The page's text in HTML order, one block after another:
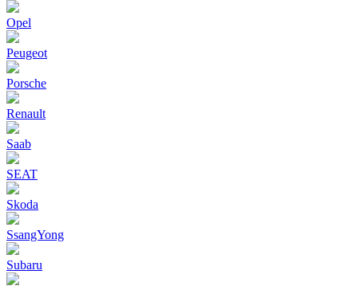
Opel
Peugeot
Porsche
Renault
Saab
SEAT
Skoda
SsangYong
Subaru